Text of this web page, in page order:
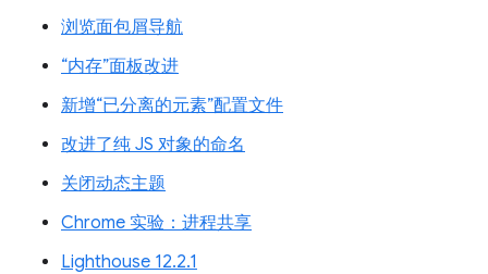
浏览面包屑导航
“内存”面板改进
新增“已分离的元素”配置文件
改进了纯 JS 对象的命名
关闭动态主题
Chrome 实验：进程共享
Lighthouse 12.2.1